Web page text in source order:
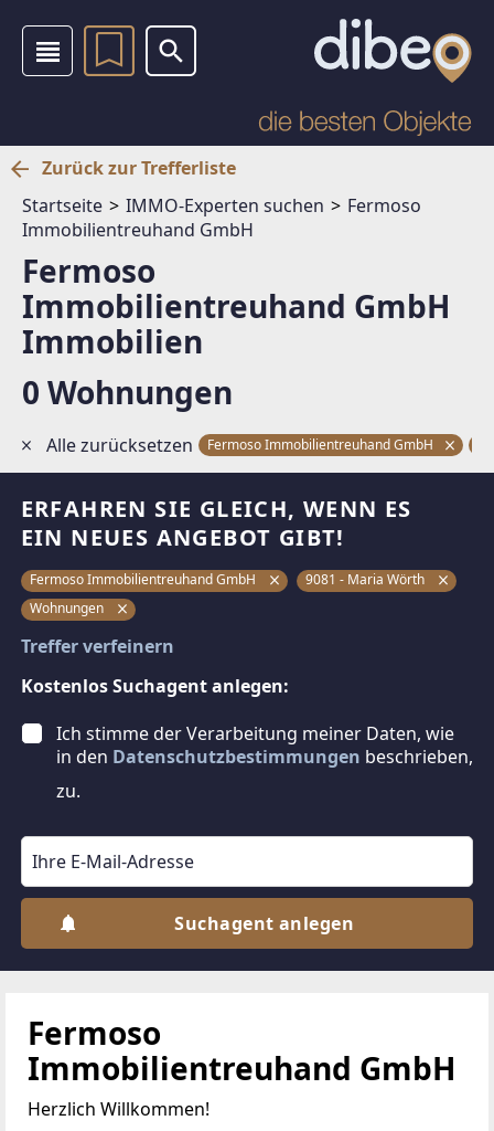
Zurück zur Trefferliste
Startseite
IMMO-Experten suchen
Fermoso
Immobilientreuhand GmbH
Fermoso
Immobilientreuhand GmbH
Immobilien
0 Wohnungen
Alle zurücksetzen Fermoso Immobilientreuhand GmbH
ERFAHREN SIE GLEICH, WENN ES
EIN NEUES ANGEBOT GIBT!
Fermoso Immobilientreuhand GmbH
9081 - Maria Wörth
Wohnungen
Treffer verfeinern
Kostenlos Suchagent anlegen:
Ich stimme der Verarbeitung meiner Daten, wie
in den Datenschutzbestimmungen beschrieben,
zu.
Suchagent anlegen
Fermoso
Immobilientreuhand GmbH
Herzlich Willkommen!